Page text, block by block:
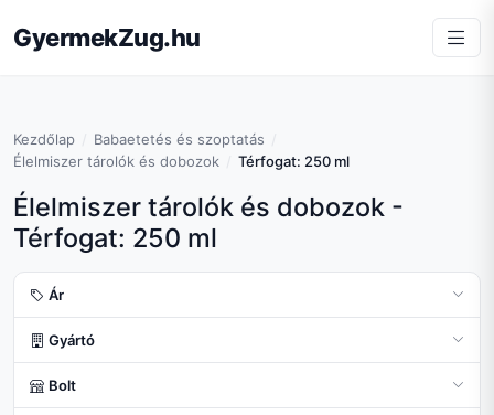
GyermekZug.hu
Kezdőlap
Babaetetés és szoptatás
Élelmiszer tárolók és dobozok
Térfogat: 250 ml
Élelmiszer tárolók és dobozok -
Térfogat: 250 ml
Ár
Gyártó
Bolt